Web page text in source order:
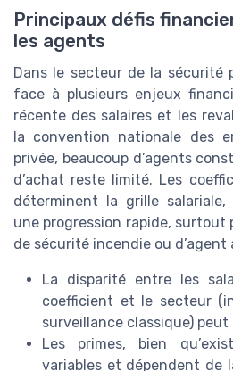
Principaux défis
les agents
Dans le secteur de la sécurité
face à plusieurs enjeux
récente des salaires et les
la convention nationale des
privée, beaucoup d’agents
d’achat reste limité. Les
déterminent la grille salariale,
une progression rapide, surtout
de sécurité incendie ou d’agent
La disparité entre les
coefficient et le secteur
surveillance classique)
Les primes, bien
variables et dépendent de